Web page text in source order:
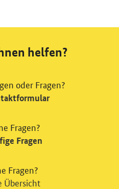
helfen?
oder Fragen?
Fragen?
Fragen
Fragen?
Übersicht